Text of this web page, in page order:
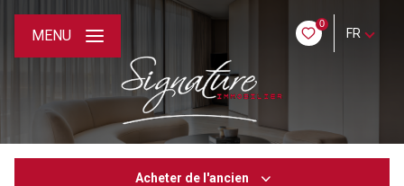
0
FR
MENU
Acheter de l'ancien